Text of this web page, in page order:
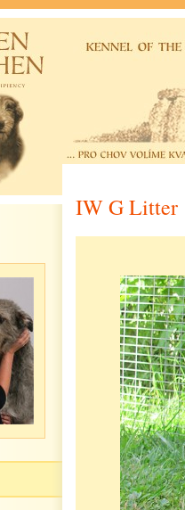
IW G Litter